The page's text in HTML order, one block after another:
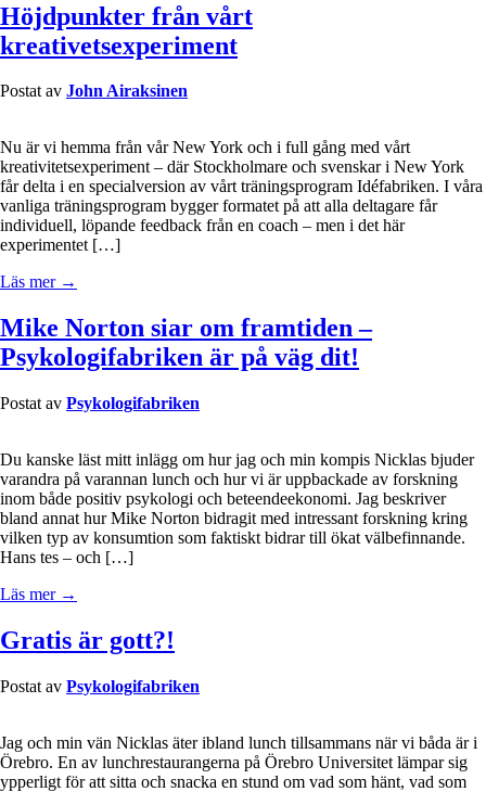
Höjdpunkter från vårt
kreativetsexperiment
Postat av John Airaksinen
Nu är vi hemma från vår New York och i full gång med vårt
kreativitetsexperiment – där Stockholmare och svenskar i New York
får delta i en specialversion av vårt träningsprogram Idéfabriken. I våra
vanliga träningsprogram bygger formatet på att alla deltagare får
individuell, löpande feedback från en coach – men i det här
experimentet […]
Läs mer →
Mike Norton siar om framtiden –
Psykologifabriken är på väg dit!
Postat av Psykologifabriken
Du kanske läst mitt inlägg om hur jag och min kompis Nicklas bjuder
varandra på varannan lunch och hur vi är uppbackade av forskning
inom både positiv psykologi och beteendeekonomi. Jag beskriver
bland annat hur Mike Norton bidragit med intressant forskning kring
vilken typ av konsumtion som faktiskt bidrar till ökat välbefinnande.
Hans tes – och […]
Läs mer →
Gratis är gott?!
Postat av Psykologifabriken
Jag och min vän Nicklas äter ibland lunch tillsammans när vi båda är i
Örebro. En av lunchrestaurangerna på Örebro Universitet lämpar sig
ypperligt för att sitta och snacka en stund om vad som hänt, vad som